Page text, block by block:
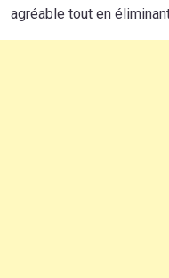
agréable tout en